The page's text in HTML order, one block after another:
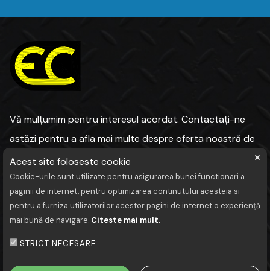
Vă mulțumim pentru interesul acordat. Contactați-ne
astăzi pentru a afla mai multe despre oferta noastră de
Termeni și condiții
Politica de confidentialitate
Politică privind cookies
Acest site foloseste cookie
Cookie-urile sunt utilizate pentru asigurarea bunei functionari a
paginii de internet, pentru optimizarea continutului acesteia si
pentru a furniza utilizatorilor acestor pagini de internet o experiență
mai bună de navigare. Citeste mai mult.
STRICT NECESARE